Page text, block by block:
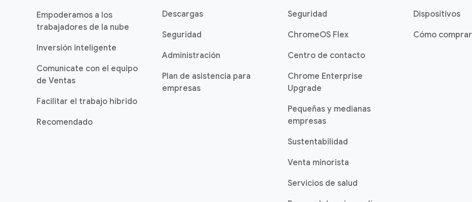
Empoderamos a los
trabajadores de la nube
Inversión inteligente
Comunícate con el equipo
de Ventas
Facilitar el trabajo híbrido
Recomendado
Descargas
Seguridad
Administración
Plan de asistencia para
empresas
Seguridad
ChromeOS Flex
Centro de contacto
Chrome Enterprise
Upgrade
Pequeñas y medianas
empresas
Sustentabilidad
Venta minorista
Servicios de salud
Dispositivos
Cómo comprar